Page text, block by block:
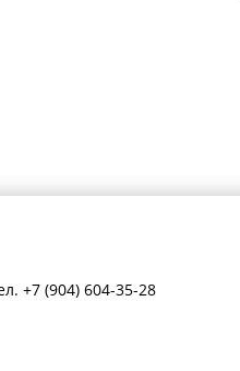
+7 (904) 604-35-28